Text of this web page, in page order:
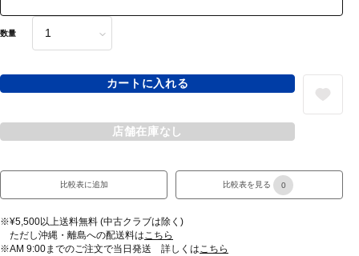
数量
カートに入れる
店舗在庫なし
比較表に追加 比較表を見る 0
※¥5,500以上送料無料 (中古クラブは除く)
ただし沖縄・離島への配送料はこちら
※AM 9:00までのご注文で当日発送 詳しくはこちら